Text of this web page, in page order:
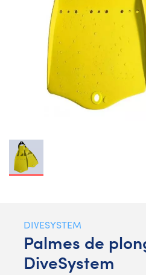
DIVESYSTEM
Palmes de
DiveSystem